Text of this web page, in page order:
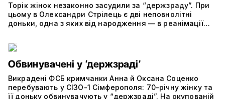
Торік жінок незаконно засудили за “держзраду”. При
цьому в Олександри Стрілець є дві неповнолітні
доньки, одна з яких від народження — в реанімації…
Обвинувачені у ‘держзраді’
Викрадені ФСБ кримчанки Анна й Оксана Соценко
перебувають у СІЗО-1 Сімферополя: 70-річну жінку та
її доньку обвинувачують у “держзраді”. На окупованій